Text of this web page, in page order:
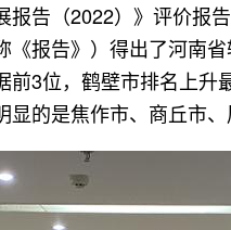
报告（2022）》评价
《报告》）得出了河南
前3位，鹤壁市排名上升
的是焦作市、商丘市、